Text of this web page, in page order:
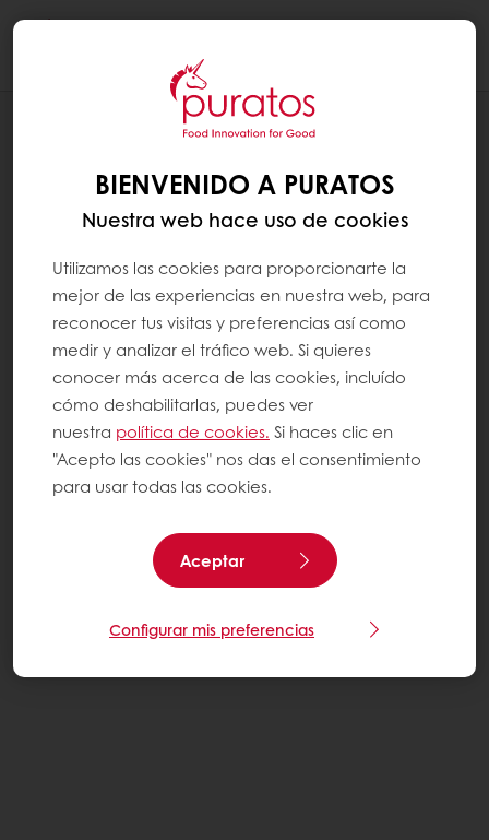
NUESTRO COMPROMISO CON LA SOSTENIBILIDAD
BIENVENIDO A PURATOS
Nuestra web hace uso de cookies
Utilizamos las cookies para proporcionarte la
mejor de las experiencias en nuestra web, para
reconocer tus visitas y preferencias así como
medir y analizar el tráfico web. Si quieres
conocer más acerca de las cookies, incluído
cómo deshabilitarlas, puedes ver
nuestra política de cookies. Si haces clic en
"Acepto las cookies" nos das el consentimiento
para usar todas las cookies.
Aceptar
Configurar mis preferencias